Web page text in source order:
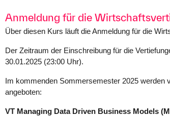
Anmeldung für die
Über diesen Kurs läuft die Anmeldung für die
Der Zeitraum der Einschreibung für die
30.01.2025 (23:00 Uhr).
Im kommenden Sommersemester 2025 werden
angeboten:
VT Managing Data Driven Business Models